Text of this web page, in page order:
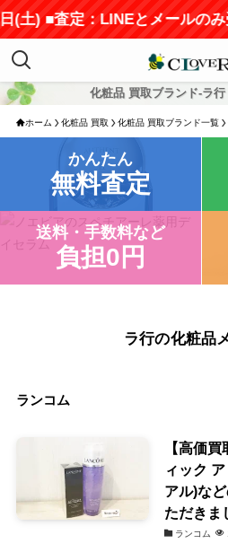
定：LINEとメールのみ受付(
化粧品 買取ブランド-ラ行
ホーム 化粧品 買取 化粧品 買取ブランド一覧
かんたん
無料査定
送料・手数料など
負担0円
ラ行の化粧品
ランコム
【高価
ィック
アル)な
ただきま
ランコム